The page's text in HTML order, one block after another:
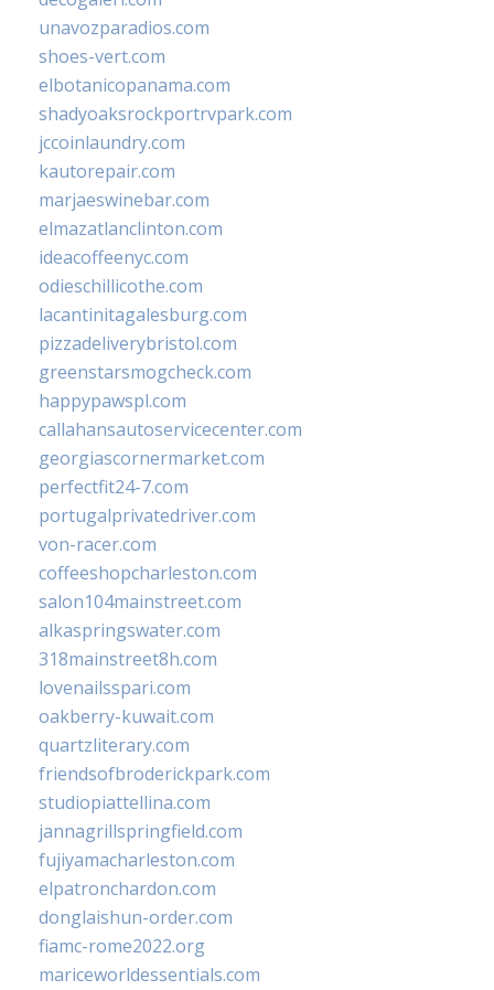
unavozparadios.com
shoes-vert.com
elbotanicopanama.com
shadyoaksrockportrvpark.com
jccoinlaundry.com
kautorepair.com
marjaeswinebar.com
elmazatlanclinton.com
ideacoffeenyc.com
odieschillicothe.com
lacantinitagalesburg.com
pizzadeliverybristol.com
greenstarsmogcheck.com
happypawspl.com
callahansautoservicecenter.com
georgiascornermarket.com
perfectfit24-7.com
portugalprivatedriver.com
von-racer.com
coffeeshopcharleston.com
salon104mainstreet.com
alkaspringswater.com
318mainstreet8h.com
lovenailsspari.com
oakberry-kuwait.com
quartzliterary.com
friendsofbroderickpark.com
studiopiattellina.com
jannagrillspringfield.com
fujiyamacharleston.com
elpatronchardon.com
donglaishun-order.com
fiamc-rome2022.org
mariceworldessentials.com